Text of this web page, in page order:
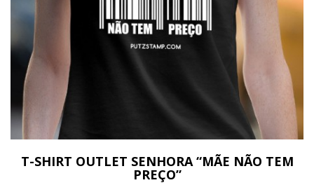
T-SHIRT OUTLET SENHORA “MÃE NÃO TEM
PREÇO”